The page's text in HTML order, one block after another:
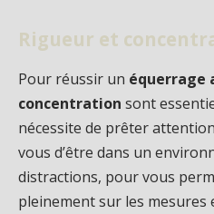
Rigueur et
Pour réussir un équerrage
concentration sont
nécessite de prêter
vous d’être dans un
distractions, pour vous
pleinement sur les mesures